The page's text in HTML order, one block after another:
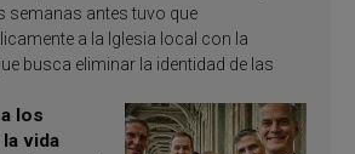
semanas antes tuvo que
a la Iglesia local con la
busca eliminar la identidad de las
los
vida